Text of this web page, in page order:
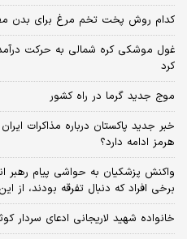
کدام روش پخت تخم مرغ برای بدن
غول موشکی کره شمالی به حرکت
کرد
موج جدید گرما در راه کشور
خبر جدید پاکستان درباره مذاکرات
هرمز ادامه دارد؟
واکنش پزشکیان به حواشی پیام رهبر
برخی افراد که دنبال تفرقه بودند،
خانواده شهید لاریجانی ادعای سردار